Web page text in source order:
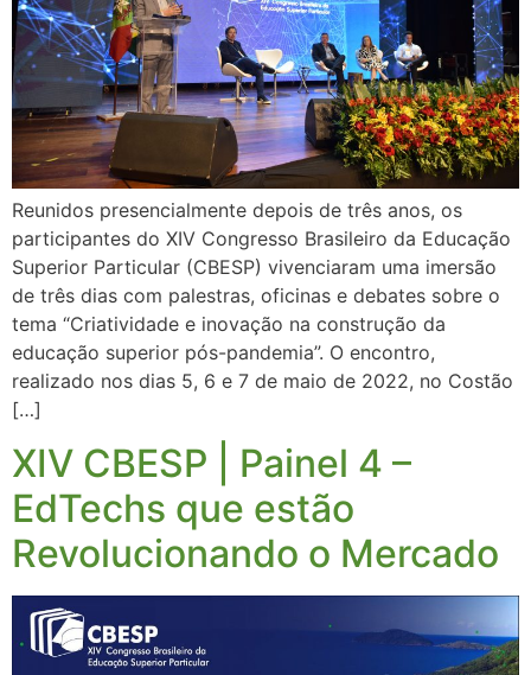
Reunidos presencialmente depois de três anos, os
participantes do XIV Congresso Brasileiro da Educação
Superior Particular (CBESP) vivenciaram uma imersão
de três dias com palestras, oficinas e debates sobre o
tema “Criatividade e inovação na construção da
educação superior pós-pandemia”. O encontro,
realizado nos dias 5, 6 e 7 de maio de 2022, no Costão
[…]
XIV CBESP | Painel 4 –
EdTechs que estão
Revolucionando o Mercado